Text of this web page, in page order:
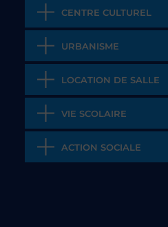
CENTRE CULTUREL
URBANISME
LOCATION DE SALLE
VIE SCOLAIRE
ACTION SOCIALE